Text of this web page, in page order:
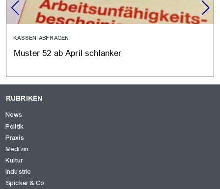
KASSEN-ABFRAGEN
Muster 52 ab April schlanker
RUBRIKEN
News
Politik
Praxis
Medizin
Kultur
Industrie
Spicker & Co